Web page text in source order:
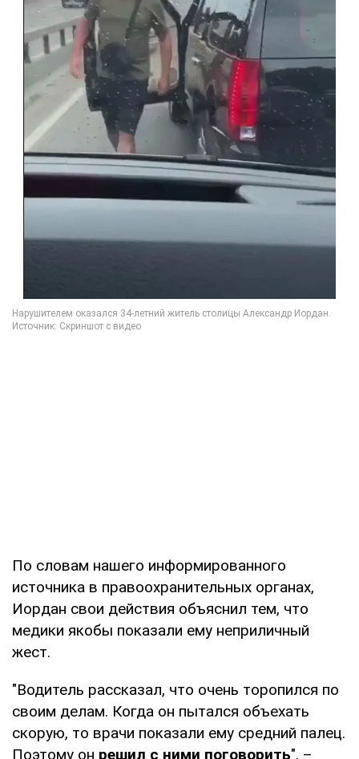
По словам нашего информированного
источника в правоохранительных органах,
Иордан свои действия объяснил тем, что
медики якобы показали ему неприличный
жест.
"Водитель рассказал, что очень торопился по
своим делам. Когда он пытался объехать
скорую, то врачи показали ему средний палец.
Поэтому он решил с ними поговорить", –